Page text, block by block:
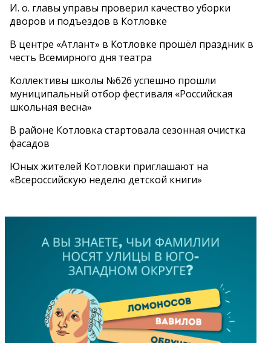
И. о. главы управы проверил качество уборки
дворов и подъездов в Котловке
В центре «Атлант» в Котловке прошёл праздник в
честь Всемирного дня театра
Коллективы школы №626 успешно прошли
муниципальный отбор фестиваля «Российская
школьная весна»
В районе Котловка стартовала сезонная очистка
фасадов
Юных жителей Котловки приглашают на
«Всероссийскую неделю детской книги»